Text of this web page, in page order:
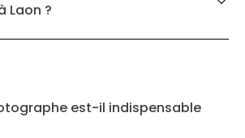
Laon ?
est-il indispensable